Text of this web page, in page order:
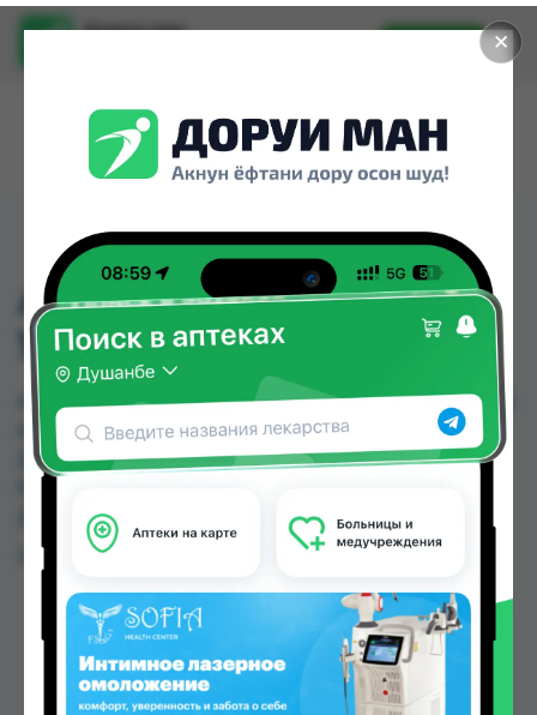
✕
Доруи ман
Установить
АНГИОНОРМ ТАБ
100МГ №70
АНГИОНОРМ ТАБ 100МГ №70 можно купить или
заказать в аптеках, Авиценна, Дору Фарм №2,
Дору фарм №7, Дорухона Бародарон, Нишон
Душанбе и других городах Таджикистана
Цена: от40.00 TJS